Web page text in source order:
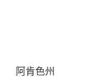
阿肯色州